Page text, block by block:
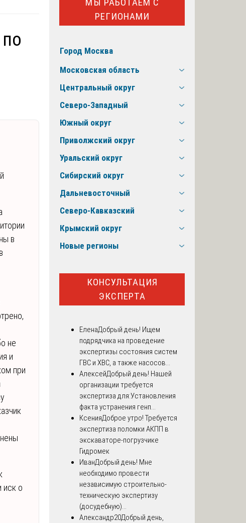
в
не
и
при
иск о
РЕГИОНАМИ
Город Москва
Московская область
Центральный округ
Северо-Западный
Южный округ
Приволжский округ
Уральский округ
Сибирский округ
Дальневосточный
Северо-Кавказский
Крымский округ
Новые регионы
КОНСУЛЬТАЦИЯ
ЭКСПЕРТА
ЕленаДобрый день! Ищем
подрядчика на проведение
экспертизы состояния систем
ГВС и ХВС, а также насосов...
АлексейДобрый день! Нашей
организации требуется
экспертиза для:Установления
факта устранения генп...
КсенияДоброе утро! Требуется
экспертиза поломки АКПП в
экскаваторе-погрузчике
Гидромек
ИванДобрый день! Мне
необходимо провести
независимую строительно-
техническую экспертизу
(досудебную)...
Александр20Добрый день,